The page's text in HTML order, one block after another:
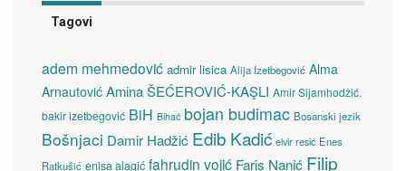
Tagovi
adem mehmedović admir lisica Alija Izetbegović Alma
Arnautović Amina ŠEĆEROVIĆ-KAŞLI Amir Sijamhodžić.
bakir izetbegović BiH Bihać bojan budimac Bosanski jezik
Bošnjaci Damir Hadžić Edib Kadić elvir resić Enes
Ratkušić enisa alagić fahrudin vojić Faris Nanić Filip